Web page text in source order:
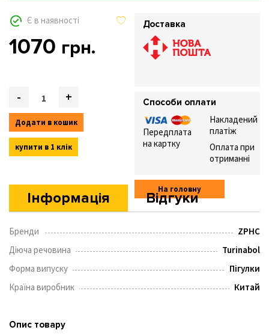
Доставка
Способи оплати
Передплата
на картку
Накладений
платіж
Оплата при
отриманні
На головну
Є в наявності
1070 грн.
- +
Додати в кошик
купити в 1 клік
Інформація Відгуки
Бренди
ZPHC
Діюча речовина
Turinabol
Форма випуску
Пігулки
Країна виробник
Китай
Опис товару